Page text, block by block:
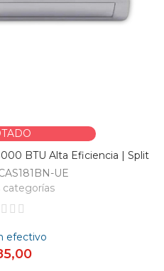
BTU Alta Eficiencia | Split
UE
categorías
efectivo